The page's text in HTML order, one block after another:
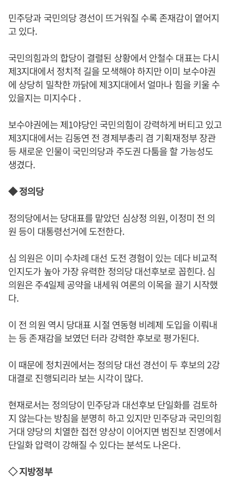
민주당과 국민의당 경선이 뜨거워질 수록 존재감이 옅어지
고 있다.
국민의힘과의 합당이 결렬된 상황에서 안철수 대표는 다시
제3지대에서 정치적 길을 모색해야 하지만 이미 보수야권
에 상당히 밀착한 까닭에 제3지대에서 얼마나 힘을 키울 수
있을지는 미지수다 .
보수야권에는 제1야당인 국민의힘이 강력하게 버티고 있고
제3지대에서는 김동연 전 경제부총리 겸 기획재정부 장관
등 새로운 인물이 국민의당과 주도권 다툼을 할 가능성도
생겼다.
◆ 정의당
정의당에서는 당대표를 맡았던 심상정 의원, 이정미 전 의
원 등이 대통령선거에 도전한다.
심 의원은 이미 수차례 대선 도전 경험이 있는 데다 비교적
인지도가 높아 가장 유력한 정의당 대선후보로 꼽힌다. 심
의원은 주4일제 공약을 내세워 여론의 이목을 끌기 시작했
다.
이 전 의원 역시 당대표 시절 연동형 비례제 도입을 이뤄내
는 등 존재감을 보였던 터라 강력한 후보로 평가된다.
이 때문에 정치권에서는 정의당 대선 경선이 두 후보의 2강
대결로 진행되리라 보는 시각이 많다.
현재로서는 정의당이 민주당과 대선후보 단일화를 검토하
지 않는다는 방침을 분명히 하고 있지만 민주당과 국민의힘
거대 양당의 치열한 접전 양상이 이어지면 범진보 진영에서
단일화 압력이 강해질 수 있다는 분석도 나온다.
◇ 지방정부